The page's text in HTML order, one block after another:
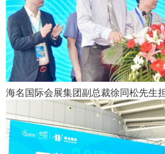
海名国际会展集团副总裁徐同松先生